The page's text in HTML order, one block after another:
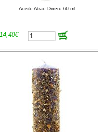
Aceite Atrae Dinero 60 ml
14,40€